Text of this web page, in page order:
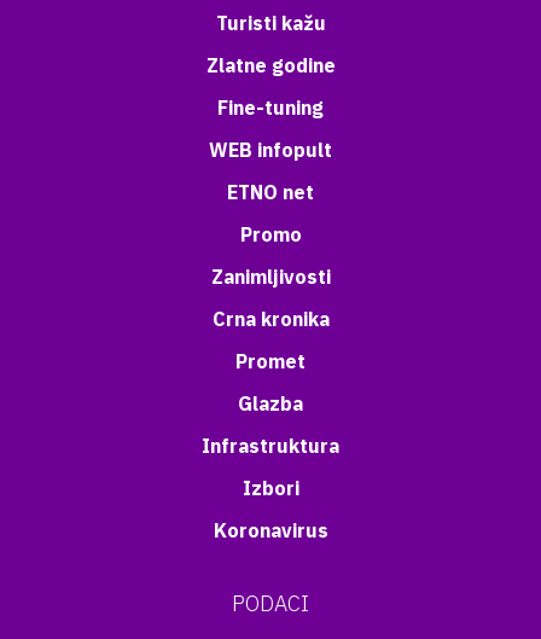
Turisti kažu
Zlatne godine
Fine-tuning
WEB infopult
ETNO net
Promo
Zanimljivosti
Crna kronika
Promet
Glazba
Infrastruktura
Izbori
Koronavirus
PODACI